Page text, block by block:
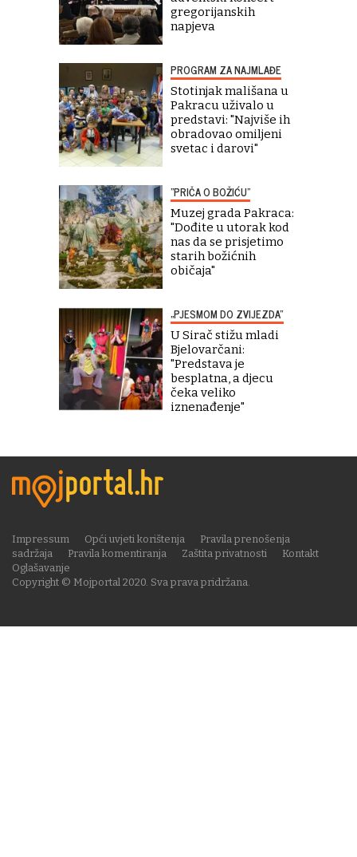
gregorijanskih
napjeva
PROGRAM ZA NAJMLAĐE
Stotinjak mališana u
Pakracu uživalo u
predstavi: "Najviše ih
obradovao omiljeni
svetac i darovi"
"PRIČA O BOŽIĆU"
Muzej grada Pakraca:
"Dođite u utorak kod
nas da se prisjetimo
starih božićnih
običaja"
„PJESMOM DO ZVIJEZDA“
U Sirač stižu mladi
Bjelovarčani:
"Predstava je
besplatna, a djecu
čeka veliko
iznenađenje"
Copyright © Mojportal 2020. Sva prava pridržana.
Impressum Opći uvjeti korištenja
Pravila prenošenja
sadržaja
Pravila komentiranja Zaštita privatnosti
Kontakt
Oglašavanje